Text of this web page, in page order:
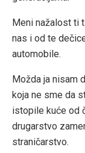
Meni nažalost ti
nas i od te
automobile.
Možda ja nisam
koja ne sme da
istopile kuće od
drugarstvo
straničarstvo.